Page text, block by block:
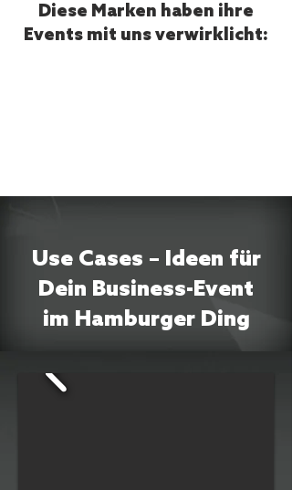
Diese Marken haben ihre
Events mit uns verwirklicht:
Use Cases – Ideen für
Dein Business-Event
im Hamburger Ding